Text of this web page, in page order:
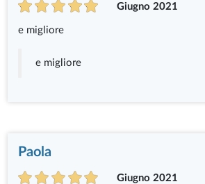
Giugno 2021
e migliore
e migliore
Paola
Giugno 2021